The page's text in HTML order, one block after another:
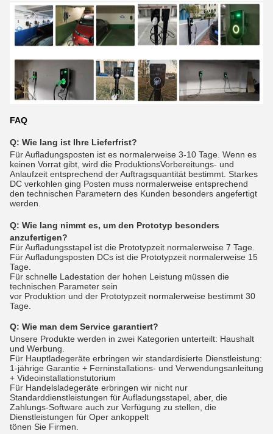
FAQ
Q: Wie lang ist Ihre Lieferfrist?
Für Aufladungsposten ist es normalerweise 3-10 Tage. Wenn es
keinen Vorrat gibt, wird die ProduktionsVorbereitungs- und
Anlaufzeit entsprechend der Auftragsquantität bestimmt. Starkes
DC verkohlen ging Posten muss normalerweise entsprechend
den technischen Parametern des Kunden besonders angefertigt
werden.
Q: Wie lang nimmt es, um den Prototyp besonders
anzufertigen?
Für Aufladungsstapel ist die Prototypzeit normalerweise 7 Tage.
Für Aufladungsposten DCs ist die Prototypzeit normalerweise 15
Tage.
Für schnelle Ladestation der hohen Leistung müssen die
technischen Parameter sein
vor Produktion und der Prototypzeit normalerweise bestimmt 30
Tage.
Q: Wie man dem Service garantiert?
Unsere Produkte werden in zwei Kategorien unterteilt: Haushalt
und Werbung.
Für Hauptladegeräte erbringen wir standardisierte Dienstleistung:
1-jährige Garantie + Ferninstallations- und Verwendungsanleitung
+ Videoinstallationstutorium
Für Handelsladegeräte erbringen wir nicht nur
Standarddienstleistungen für Aufladungsstapel, aber, die
Zahlungs-Software auch zur Verfügung zu stellen, die
Dienstleistungen für Oper ankoppelt
tönen Sie Firmen.